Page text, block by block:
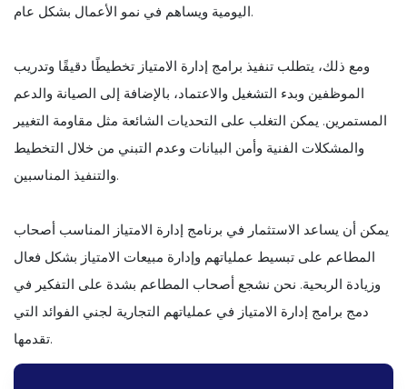
اليومية ويساهم في نمو الأعمال بشكل عام.
ومع ذلك، يتطلب تنفيذ برامج إدارة الامتياز تخطيطًا دقيقًا وتدريب
الموظفين وبدء التشغيل والاعتماد، بالإضافة إلى الصيانة والدعم
المستمرين. يمكن التغلب على التحديات الشائعة مثل مقاومة التغيير
والمشكلات الفنية وأمن البيانات وعدم التبني من خلال التخطيط
والتنفيذ المناسبين.
يمكن أن يساعد الاستثمار في برنامج إدارة الامتياز المناسب أصحاب
المطاعم على تبسيط عملياتهم وإدارة مبيعات الامتياز بشكل فعال
وزيادة الربحية. نحن نشجع أصحاب المطاعم بشدة على التفكير في
دمج برامج إدارة الامتياز في عملياتهم التجارية لجني الفوائد التي
تقدمها.